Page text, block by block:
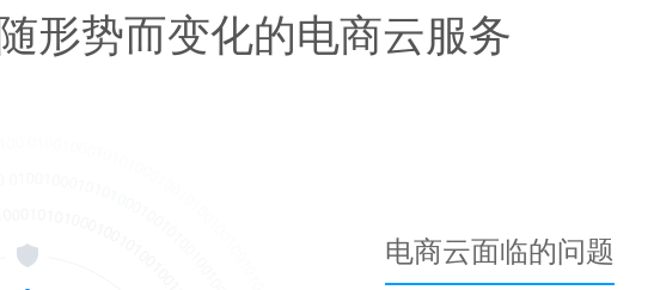
随形势而变化的电商云服务
电商云面临的问题